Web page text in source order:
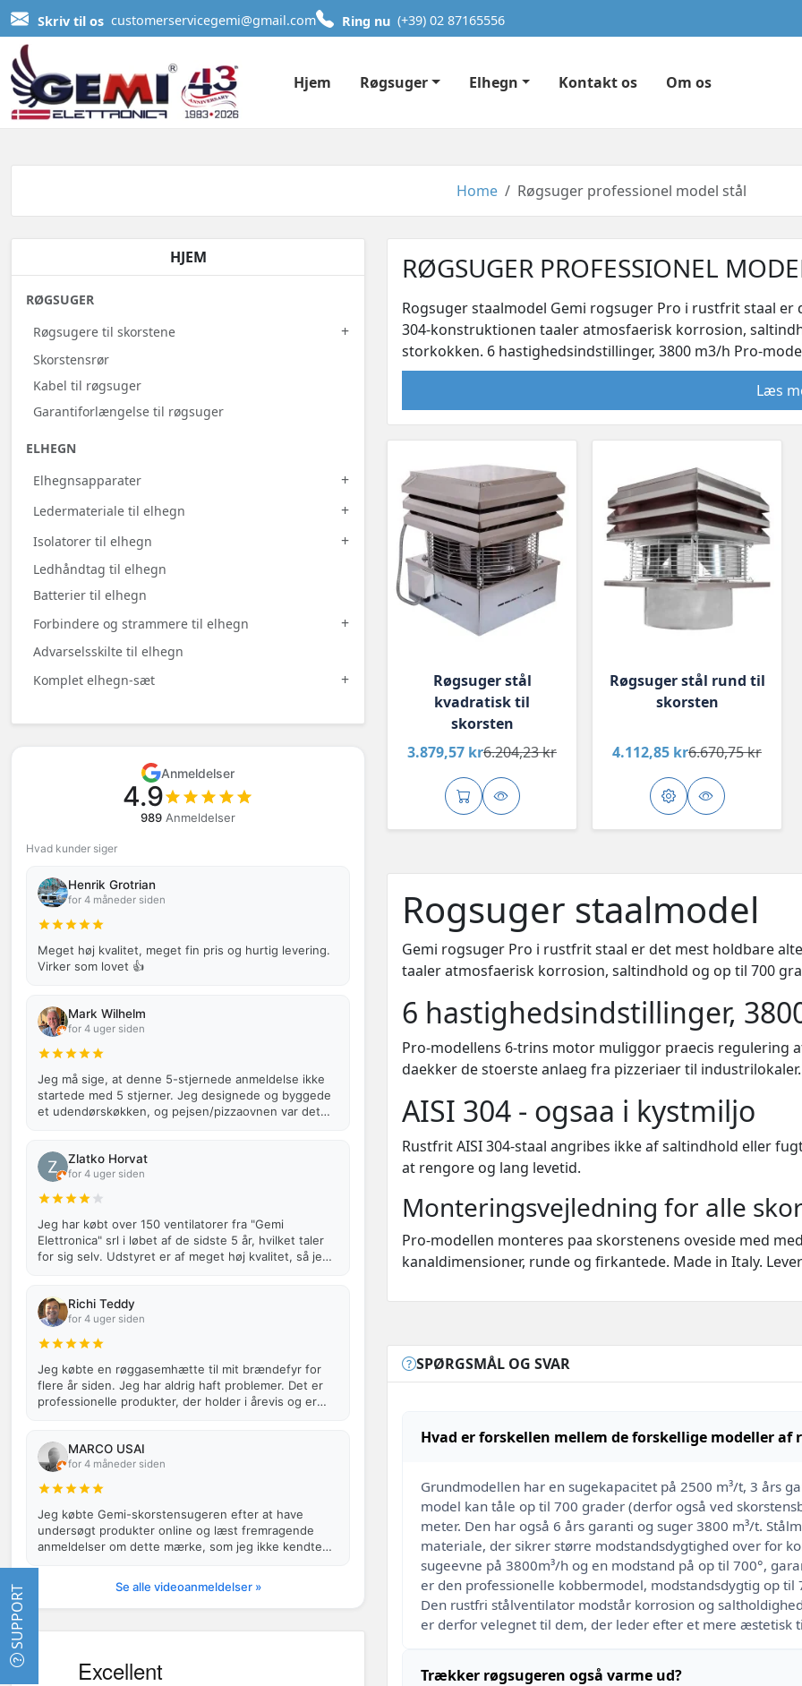
Skriv til os customerservicegemi@gmail.com Ring nu (+39) 02 87165556
Hjem Røgsuger Elhegn Kontakt os Om os
Home Røgsuger professionel model stål
HJEM
RØGSUGER
Røgsugere til skorstene
+
Skorstensrør
Kabel til røgsuger
Garantiforlængelse til røgsuger
ELHEGN
Elhegnsapparater
+
Ledermateriale til elhegn +
Isolatorer til elhegn +
Ledhåndtag til elhegn
Batterier til elhegn
Forbindere og strammere til elhegn
+
Advarselsskilte til elhegn
Komplet elhegn-sæt
+
Anmeldelser
4.9
989 Anmeldelser
Hvad kunder siger
Henrik Grotrian
for 4 måneder siden
Meget høj kvalitet, meget fin pris og hurtig levering.
Virker som lovet 👍
Mark Wilhelm
for 4 uger siden
Jeg må sige, at denne 5-stjernede anmeldelse ikke
startede med 5 stjerner. Jeg designede og byggede
et udendørskøkken, og pejsen/pizzaovnen var det
Zlatko Horvat
for 4 uger siden
Jeg har købt over 150 ventilatorer fra "Gemi
Elettronica" srl i løbet af de sidste 5 år, hvilket taler
for sig selv. Udstyret er af meget høj kvalitet, så jeg
Richi Teddy
for 4 uger siden
Jeg købte en røggasemhætte til mit brændefyr for
flere år siden. Jeg har aldrig haft problemer. Det er
professionelle produkter, der holder i årevis og er
MARCO USAI
for 4 måneder siden
Jeg købte Gemi-skorstensugeren efter at have
undersøgt produkter online og læst fremragende
anmeldelser om dette mærke, som jeg ikke kendte
Se alle videoanmeldelser »
RØGSUGER PROFESSIONEL
Rogsuger staalmodel Gemi rogsuger Pro i rustfrit staal
304-konstruktionen taaler atmosfaerisk korrosion,
storkokken. 6 hastighedsindstillinger, 3800 m3/h Pro-
Læs
Røgsuger stål
kvadratisk til
skorsten
3.879,57 kr6.204,23 kr
Røgsuger stål rund til
skorsten
4.112,85 kr6.670,75 kr
Rogsuger staalmodel
Gemi rogsuger Pro i rustfrit staal er det mest holdbare
taaler atmosfaerisk korrosion, saltindhold og op til 700
6 hastighedsindstillinger,
Pro-modellens 6-trins motor muliggor praecis regulering
daekker de stoerste anlaeg fra pizzeriaer til industrilokaler.
AISI 304 - ogsaa i kystmiljo
Rustfrit AISI 304-staal angribes ikke af saltindhold eller
at rengore og lang levetid.
Monteringsvejledning for alle
Pro-modellen monteres paa skorstenens oveside med
kanaldimensioner, runde og firkantede. Made in Italy.
SPØRGSMÅL OG SVAR
Hvad er forskellen mellem de forskellige modeller af
Grundmodellen har en sugekapacitet på 2500 m³/t, 3 års
model kan tåle op til 700 grader (derfor også ved
meter. Den har også 6 års garanti og suger 3800 m³/t.
materiale, der sikrer større modstandsdygtighed over for
sugeevne på 3800m³/h og en modstand på op til 700°,
er den professionelle kobbermodel, modstandsdygtig op
Den rustfri stålventilator modstår korrosion og
er derfor velegnet til dem, der leder efter et mere æstetisk
Trækker røgsugeren også varme ud?
SUPPORT